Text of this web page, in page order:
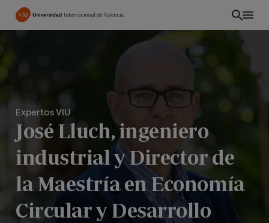
Pasar
Expertos VIU
José Lluch, ingeniero
industrial y Director de
la Maestría en Economía
Circular y Desarrollo